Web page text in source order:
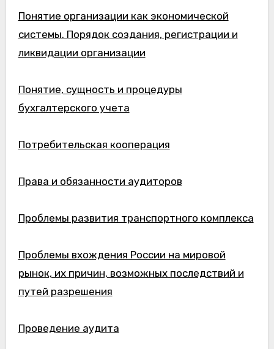
Понятие организации как экономической
системы. Порядок создания, регистрации и
ликвидации организации
Понятие, сущность и процедуры
бухгалтерского учета
Потребительская кооперация
Права и обязанности аудиторов
Проблемы развития транспортного комплекса
Проблемы вхождения России на мировой
рынок, их причин, возможных последствий и
путей разрешения
Проведение аудита